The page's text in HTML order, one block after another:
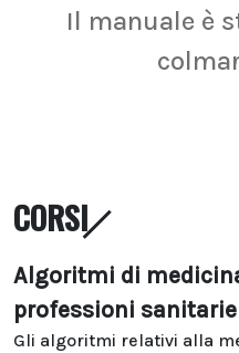
Il manuale è
CORSI
Algoritmi di
professioni sanitarie
Gli algoritmi relativi alla